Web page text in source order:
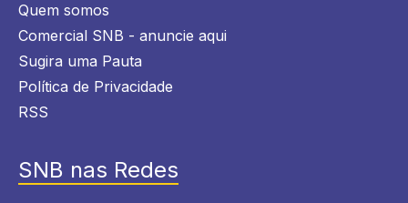
Quem somos
Comercial SNB - anuncie aqui
Sugira uma Pauta
Política de Privacidade
RSS
SNB nas Redes